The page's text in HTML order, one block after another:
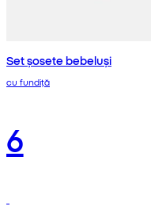
Set șosete bebeluși
cu fundiță
6